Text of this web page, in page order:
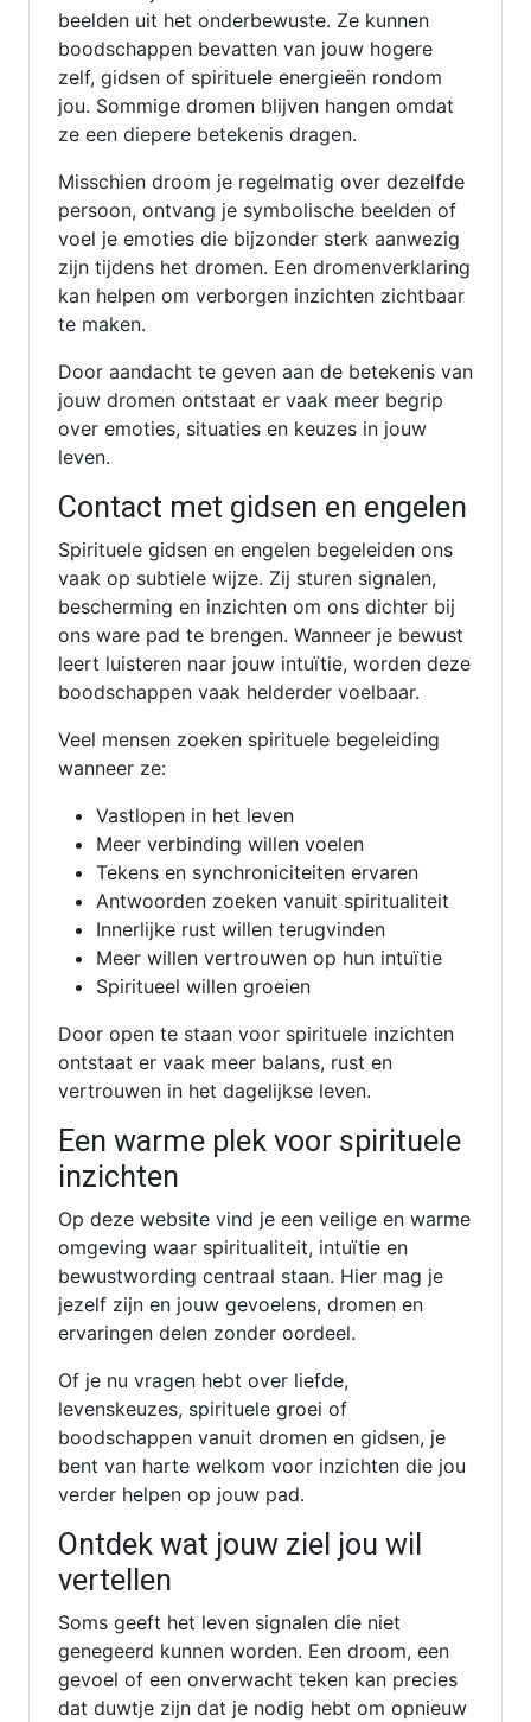
beelden uit het onderbewuste. Ze kunnen
boodschappen bevatten van jouw hogere
zelf, gidsen of spirituele energieën rondom
jou. Sommige dromen blijven hangen omdat
ze een diepere betekenis dragen.
Misschien droom je regelmatig over dezelfde
persoon, ontvang je symbolische beelden of
voel je emoties die bijzonder sterk aanwezig
zijn tijdens het dromen. Een dromenverklaring
kan helpen om verborgen inzichten zichtbaar
te maken.
Door aandacht te geven aan de betekenis van
jouw dromen ontstaat er vaak meer begrip
over emoties, situaties en keuzes in jouw
leven.
Contact met gidsen en engelen
Spirituele gidsen en engelen begeleiden ons
vaak op subtiele wijze. Zij sturen signalen,
bescherming en inzichten om ons dichter bij
ons ware pad te brengen. Wanneer je bewust
leert luisteren naar jouw intuïtie, worden deze
boodschappen vaak helderder voelbaar.
Veel mensen zoeken spirituele begeleiding
wanneer ze:
Vastlopen in het leven
Meer verbinding willen voelen
Tekens en synchroniciteiten ervaren
Antwoorden zoeken vanuit spiritualiteit
Innerlijke rust willen terugvinden
Meer willen vertrouwen op hun intuïtie
Spiritueel willen groeien
Door open te staan voor spirituele inzichten
ontstaat er vaak meer balans, rust en
vertrouwen in het dagelijkse leven.
Een warme plek voor spirituele
inzichten
Op deze website vind je een veilige en warme
omgeving waar spiritualiteit, intuïtie en
bewustwording centraal staan. Hier mag je
jezelf zijn en jouw gevoelens, dromen en
ervaringen delen zonder oordeel.
Of je nu vragen hebt over liefde,
levenskeuzes, spirituele groei of
boodschappen vanuit dromen en gidsen, je
bent van harte welkom voor inzichten die jou
verder helpen op jouw pad.
Ontdek wat jouw ziel jou wil
vertellen
Soms geeft het leven signalen die niet
genegeerd kunnen worden. Een droom, een
gevoel of een onverwacht teken kan precies
dat duwtje zijn dat je nodig hebt om opnieuw